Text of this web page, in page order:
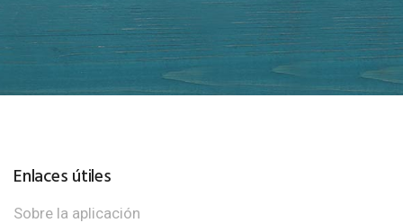
Enlaces útiles
Sobre la aplicación